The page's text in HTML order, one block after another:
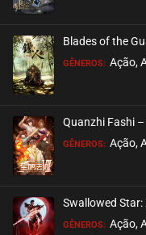
Blades of the
GÊNEROS: Ação,
Quanzhi Fashi
GÊNEROS: Ação,
Swallowed Star:
GÊNEROS: Ação,